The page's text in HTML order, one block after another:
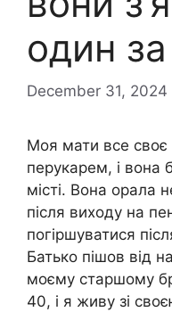
один
December 31, 2024
Моя мати все
перукарем, і вона
місті. Вона орала
після виходу на
погіршуватися
Батько пішов від
моєму старшому
40, і я живу зі